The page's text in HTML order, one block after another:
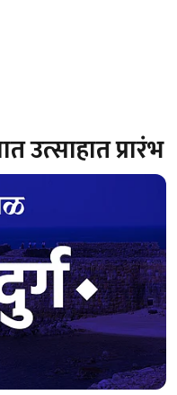
उत्साहात प्रारंभ